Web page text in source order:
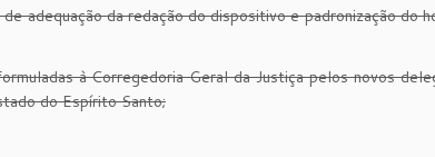
adequação da redação do dispositivo e padronização do
à Corregedoria Geral da Justiça pelos novos
do Espírito Santo;